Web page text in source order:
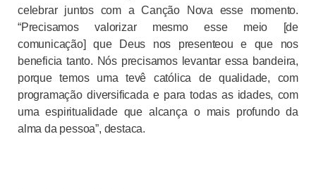
celebrar juntos com a Canção Nova esse momento.
“Precisamos valorizar mesmo esse meio [de
comunicação] que Deus nos presenteou e que nos
beneficia tanto. Nós precisamos levantar essa bandeira,
porque temos uma tevê católica de qualidade, com
programação diversificada e para todas as idades, com
uma espiritualidade que alcança o mais profundo da
alma da pessoa”, destaca.